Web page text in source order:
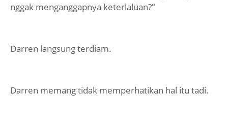
nggak menganggapnya keterlaluan?"
Darren langsung terdiam.
Darren memang tidak memperhatikan hal itu tadi.